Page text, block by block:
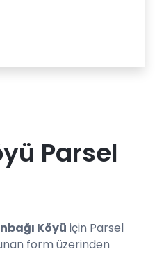
Parsel
Köyü için Parsel
form üzerinden